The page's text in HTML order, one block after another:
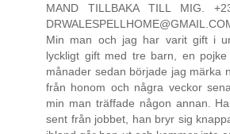
MAND TILLBAKA TILL MIG.
Min man och jag har varit gift i
lyckligt gift med tre barn, en
månader sedan började jag märka
från honom och några veckor
min man träffade någon annan.
sent från jobbet, han bryr sig